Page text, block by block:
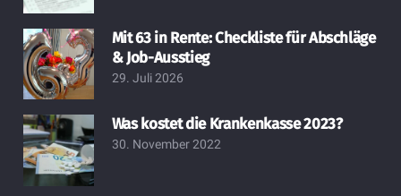
Mit 63 in Rente: Checkliste für Abschläge
& Job-Ausstieg
29. Juli 2026
Was kostet die Krankenkasse 2023?
30. November 2022